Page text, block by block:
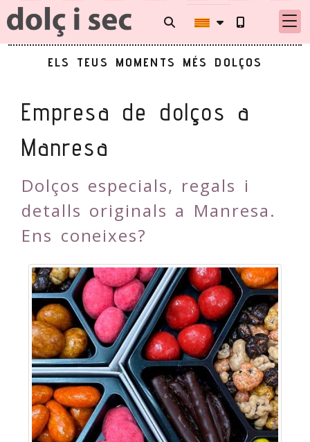
ELS TEUS MOMENTS MÉS DOLÇOS
Empresa de dolços a
Manresa
Dolços especials, regals i
detalls originals a Manresa.
Ens coneixes?